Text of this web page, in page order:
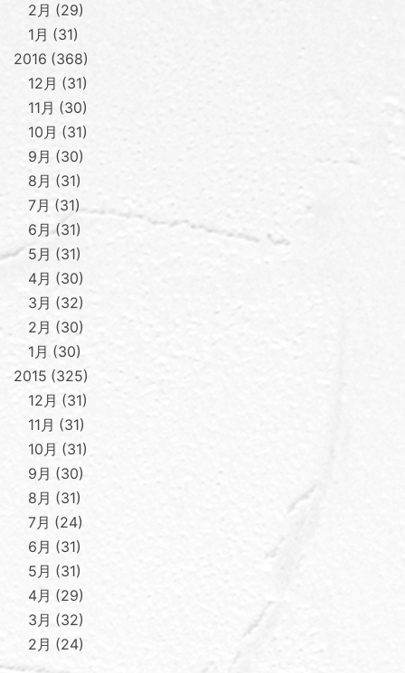
2月
29
1月
31
2016 368
12月
31
11月
30
10月
31
9月
30
8月
31
7月
31
6月
31
5月
31
4月
30
3月
32
2月
30
1月
30
2015 325
12月
31
11月
31
10月
31
9月
30
8月
31
7月
24
6月
31
5月
31
4月
29
3月
32
2月
24